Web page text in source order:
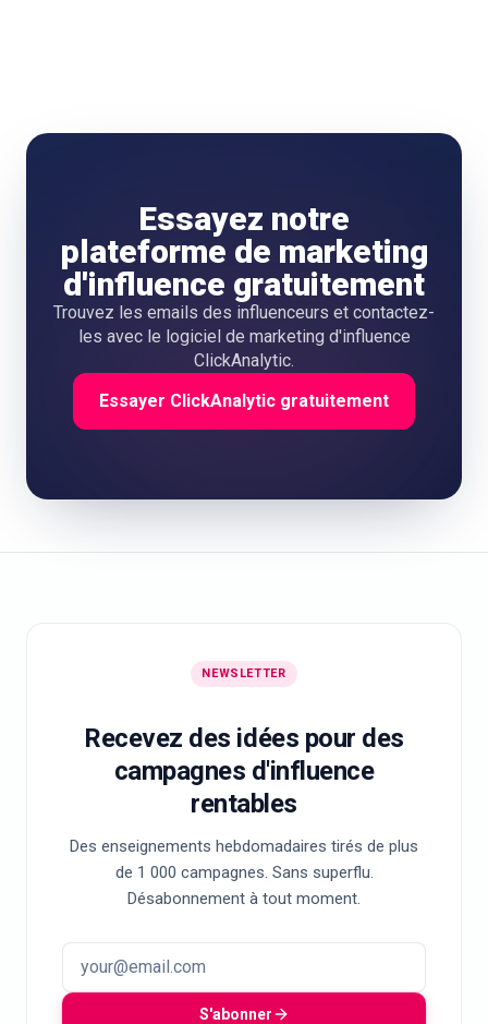
Essayez notre
plateforme de marketing
d'influence gratuitement
Trouvez les emails des influenceurs et contactez-
les avec le logiciel de marketing d'influence
ClickAnalytic.
Essayer ClickAnalytic gratuitement
NEWSLETTER
Recevez des idées pour des
campagnes d'influence
rentables
Des enseignements hebdomadaires tirés de plus
de 1 000 campagnes. Sans superflu.
Désabonnement à tout moment.
S'abonner